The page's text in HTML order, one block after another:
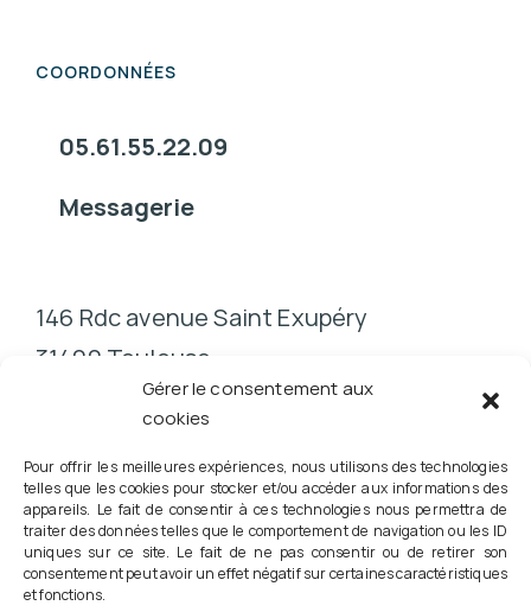
Gérer le consentement aux
cookies
Pour offrir les meilleures expériences, nous utilisons des technologies
telles que les cookies pour stocker et/ou accéder aux informations des
appareils. Le fait de consentir à ces technologies nous permettra de
traiter des données telles que le comportement de navigation ou les ID
uniques sur ce site. Le fait de ne pas consentir ou de retirer son
consentement peut avoir un effet négatif sur certaines caractéristiques
et fonctions.
COORDONNÉES
05.61.55.22.09
Messagerie
146 Rdc avenue Saint Exupéry
31400 Toulouse
Conformément à la Loi RIST n° 2023-379 du 19 mai 2023,
vous pouvez consulter directement votre podologue pour la
prescription d'orthèses plantaires et l'évaluation du risque